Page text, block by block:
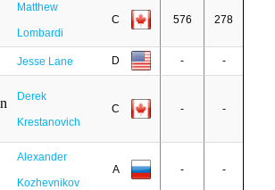
Matthew
Lombardi
C 576 278
Jesse Lane D - -
Derek
Krestanovich
C - -
Alexander
Kozhevnikov
A - -